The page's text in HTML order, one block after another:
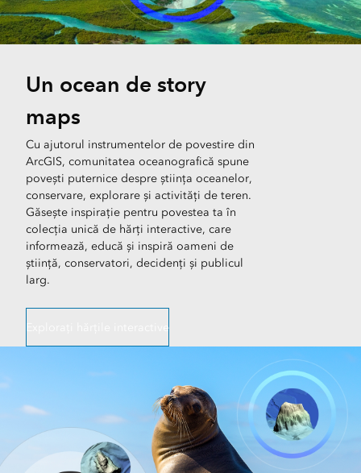
Un ocean de story
maps
Cu ajutorul instrumentelor de povestire din
ArcGIS, comunitatea oceanografică spune
povești puternice despre știința oceanelor,
conservare, explorare și activități de teren.
Găsește inspirație pentru povestea ta în
colecția unică de hărți interactive, care
informează, educă și inspiră oameni de
știință, conservatori, decidenți și publicul
larg.
Explorați hărțile interactive